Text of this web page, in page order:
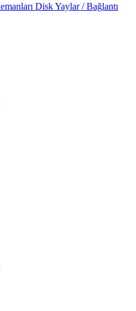
Disk Yaylar / Bağlantı